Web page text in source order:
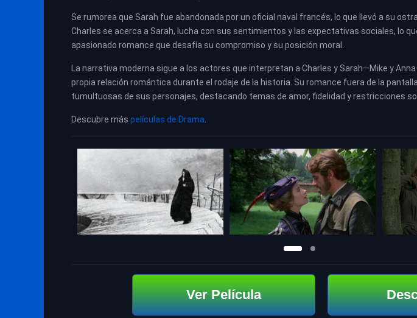
Se rumorea que Sarah fue abandonada por un oficial naval francés, lo que llevó a su
Charles se acerca a Sarah, lucha con sus sentimientos y las expectativas sociales, lo
apasionado romance que desafía su compromiso y su posición moral.
La narrativa moderna sigue a los actores que interpretan a Charles y Sarah—Mike y
propia relación romántica durante el rodaje de la historia. Su romance fuera de la
tumultuosas de sus personajes, destacando temas de amor, fidelidad y restricciones
Descubre más películas de Drama.
Ver Película